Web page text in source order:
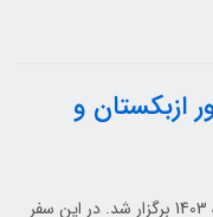
ازبکستان و
هجدهمین سفر گروهی جاده ابریشم در مهرماه 1403 برگزار شد. در این سفر